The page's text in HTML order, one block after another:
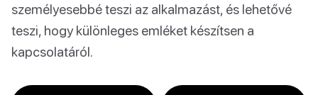
személyesebbé teszi az alkalmazást, és lehetővé
teszi, hogy különleges emléket készítsen a
kapcsolatáról.